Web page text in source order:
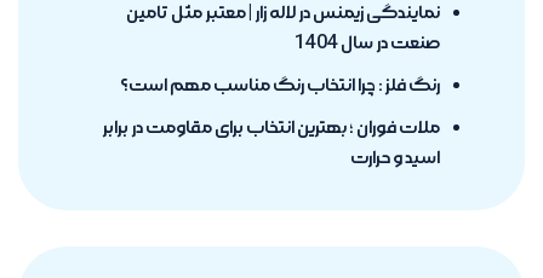
نمایندگی زیمنس در لاله زار | معتبر مثل تامین
صنعت در سال 1404
رنگ فلز : چرا انتخاب رنگ مناسب مهم است؟
ملات فوران ؛ بهترین انتخاب برای مقاومت در برابر
اسید و حرارت